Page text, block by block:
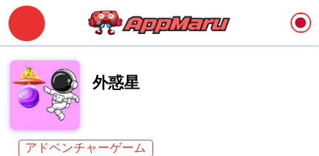
外惑星
アドベンチャーゲーム